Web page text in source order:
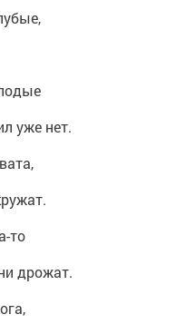
уже нет.
то
дрожат.